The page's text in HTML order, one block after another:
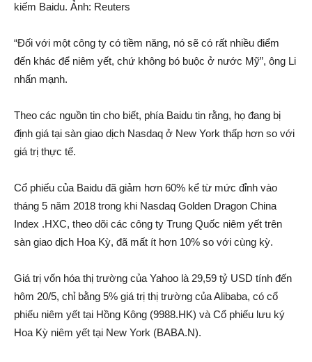
kiế‌m Baidu. Ảnh: Reuters
“Đối với một công ty có tiềm năng, nó sẽ có rất nhiều điểm
đến khác để niêm yết, chứ không bó buộc ở nước Mỹ”, ông Li
nhấn mạnh.
Theo các nguồn tin cho biết, phía Baidu tin rằng, họ đang bị
định giá tại sàn giao dịc‌h Nasdaq ở New York thấp hơn so với
giá trị thực tế.
Cổ phiếu của Baidu đã gi‌ảm hơn 60% kể từ mức đỉnh vào
tháng 5 năm 2018 trong khi Nasdaq Golden Dragon China
Index .HXC, theo dõi các công ty Trung Quốc niêm yết trên
sàn giao dịc‌h Hoa Kỳ, đã mấ‌t ít hơn 10% so với cùng kỳ.
Giá trị vốn hóa thị trường của Yahoo là 29,59 tỷ USD tính đến
hôm 20/5, chỉ bằng 5% giá trị thị trường của Alibaba, có cổ
phiếu niêm yết tại Hồng Kông (9988.HK) và Cổ phiếu lưu ký
Hoa Kỳ niêm yết tại New York (BABA.N).